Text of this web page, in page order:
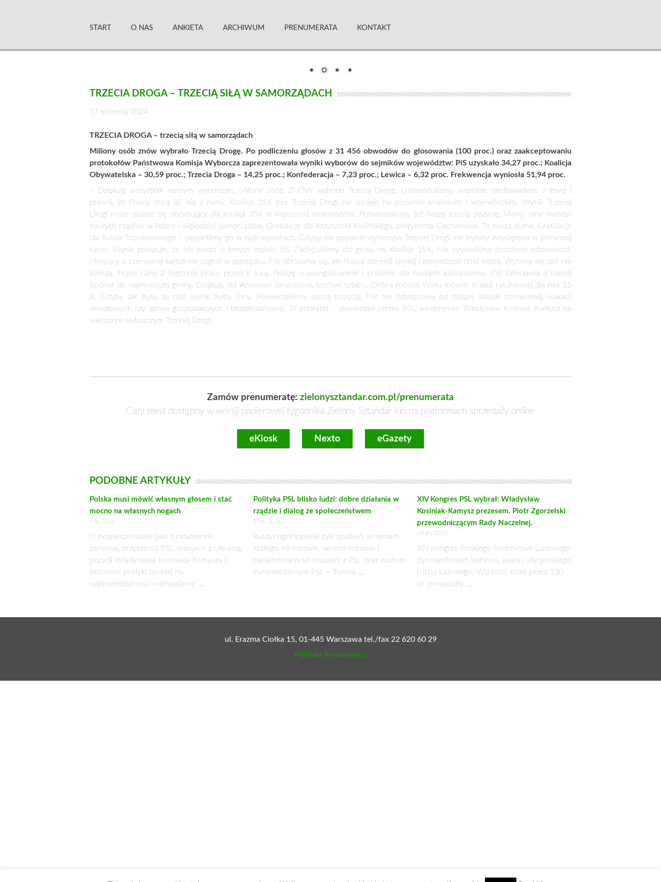
START O NAS ANKIETA ARCHIWUM PRENUMERATA KONTAKT
TRZECIA DROGA – TRZECIĄ SIŁĄ W SAMORZĄDACH
17 kwietnia 2024
TRZECIA DROGA – trzecią siłą w samorządach
Miliony osób znów wybrało Trzecią Drogę. Po podliczeniu głosów z 31 456 obwodów do głosowania (100 proc.) oraz zaakceptowaniu
protokołów Państwowa Komisja Wyborcza zaprezentowała wyniki wyborów do sejmików województw: PiS uzyskało 34,27 proc.; Koalicja
Obywatelska – 30,59 proc.; Trzecia Droga – 14,25 proc.; Konfederacja – 7,23 proc.; Lewica – 6,32 proc. Frekwencja wyniosła 51,94 proc.
– Dziękuję wszystkim naszym wyborcom. Miliony osób ZNÓW wybrało Trzecią Drogę. Udowodniliśmy wspólnie niedowiarkom z lewej i
prawej, że Polacy chcą iść nią z nami. Koalicja 15X bez Trzeciej Drogi nie istnieje na poziomie krajowym i wojewódzkim. Wynik Trzeciej
Drogi może okazać się decydujący dla Koalicji 15X w większości województw. Potwierdziliśmy też naszą trzecią pozycję. Mamy silny mandat
naszych rządów w Polsce i większości samorządów. Gratulacje dla Krzysztofa Kosińskiego, prezydenta Ciechanowa. To nasza duma. Gratulacje
dla Rafała Trzaskowskiego – poparliśmy go w tych wyborach. Gdyby nie poparcie wyborców Trzeciej Drogi, nie byłoby zwycięstwa w pierwszej
turze. Wynik pokazuje, że nie warto o innych mówić źle. Zachęcaliśmy do głosu na Koalicje 15X. Nie uzyskaliśmy podobnej odpowiedzi.
Mówiący o czerwonej kartce nie zagrali w porządku. Nie obrażamy się, ale Polacy docenili spokój i powiedzieli: dość kłótni. Wybory się dziś nie
kończą. Przed nami 2 tygodnie pracy przed II turą. Proszę o zaangażowanie i poparcie dla naszych kandydatów. Od Wrocławia z Izabeli
Bodnar do najmniejszej gminy. Dziękuję też Adamowi Jarubasowi, szefowi sztabu. Dobra robota! Wielu mówiło o akcji ratunkowej dla nas 15
X. Gdyby tak było, to dziś wynik byłby inny. Potwierdziliśmy naszą pozycję. Nie ma odstępstwa od niższej składki zdrowotnej, wakacji
składkowych czy spraw gospodarczych i bezpieczeństwa. To priorytet – powiedział prezes PSL, wicepremier Władysław Kosiniak Kamysz na
wieczorze wyborczym Trzeciej Drogi.
Zamów prenumeratę: zielonysztandar.com.pl/prenumerata
Cały tekst dostępny w wersji papierowej tygodnika Zielony Sztandar lub na platformach sprzedaży online
eKiosk Nexto eGazety
PODOBNE ARTYKUŁY
Polska musi mówić własnym głosem i stać
mocno na własnych nogach
1 lip 2026
O bezpieczeństwie jako fundamencie
państwa, przyszłości PSL, relacjach z Ukrainą,
pozycji Władysława Kosiniaka-Kamysza i
potrzebie polityki opartej na
odpowiedzialności rozmawiamy …
Polityka PSL blisko ludzi: dobre działania w
rządzie i dialog ze społeczeństwem
2 kw. 2026
Ruszył ogólnopolski cykl spotkań, w ramach
którego ministrowie, wiceministrowie i
parlamentarzyści związani z PSL oraz Klubem
Parlamentarnym PSL – Trzecia …
XIV Kongres PSL wybrał: Władysław
Kosiniak-Kamysz prezesem. Piotr Zgorzelski
przewodniczącym Rady Naczelnej.
16 gru 2025
XIV Kongres Polskiego Stronnictwa Ludowego
był manifestem jedności, wiary i siły polskiego
ruchu ludowego. Wartości, które przez 130
lat prowadziły …
ul. Erazma Ciołka 15, 01-445 Warszawa tel./fax 22 620 60 29
Polityka Prywatności